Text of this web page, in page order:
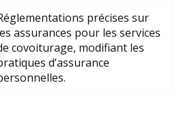
précises sur
assurances pour les services
covoiturage, modifiant les
d’assurance